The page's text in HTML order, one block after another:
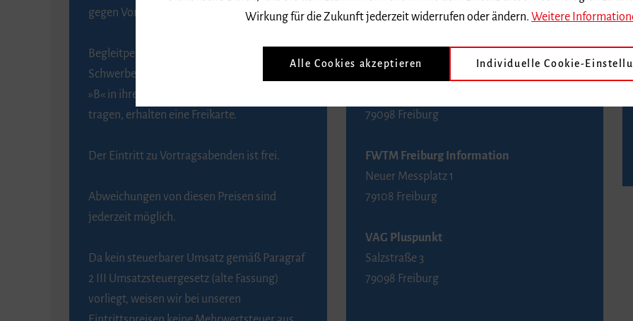
gegen Vorlage des Mitgliedsausweises.
Begleitpersonen von Menschen mit
Schwerbehinderung, die das Merkzeichen
»B« in ihrem Schwerbehindertenausweis
tragen, erhalten eine Freikarte.
Der Eintritt zu Vortragsabenden ist frei.
Abweichungen von diesen Preisen sind
jederzeit möglich.
Da kein steuerbarer Umsatz gemäß Paragraf
2 III Umsatzsteuergesetz (alte Fassung)
vorliegt, weisen wir bei unseren
Eintrittspreisen keine Mehrwertsteuer aus.
Telefon 0761 4968888 (Reservierungen sind
FWTM Tourist-Information
79098 Freiburg
FWTM Freiburg Information
Neuer Messplatz 1
79108 Freiburg
VAG Pluspunkt
Salzstraße 3
79098 Freiburg
Wirkung für die Zukunft jederzeit widerrufen oder ändern. Weitere
Alle Cookies akzeptieren Individuelle Cookie-